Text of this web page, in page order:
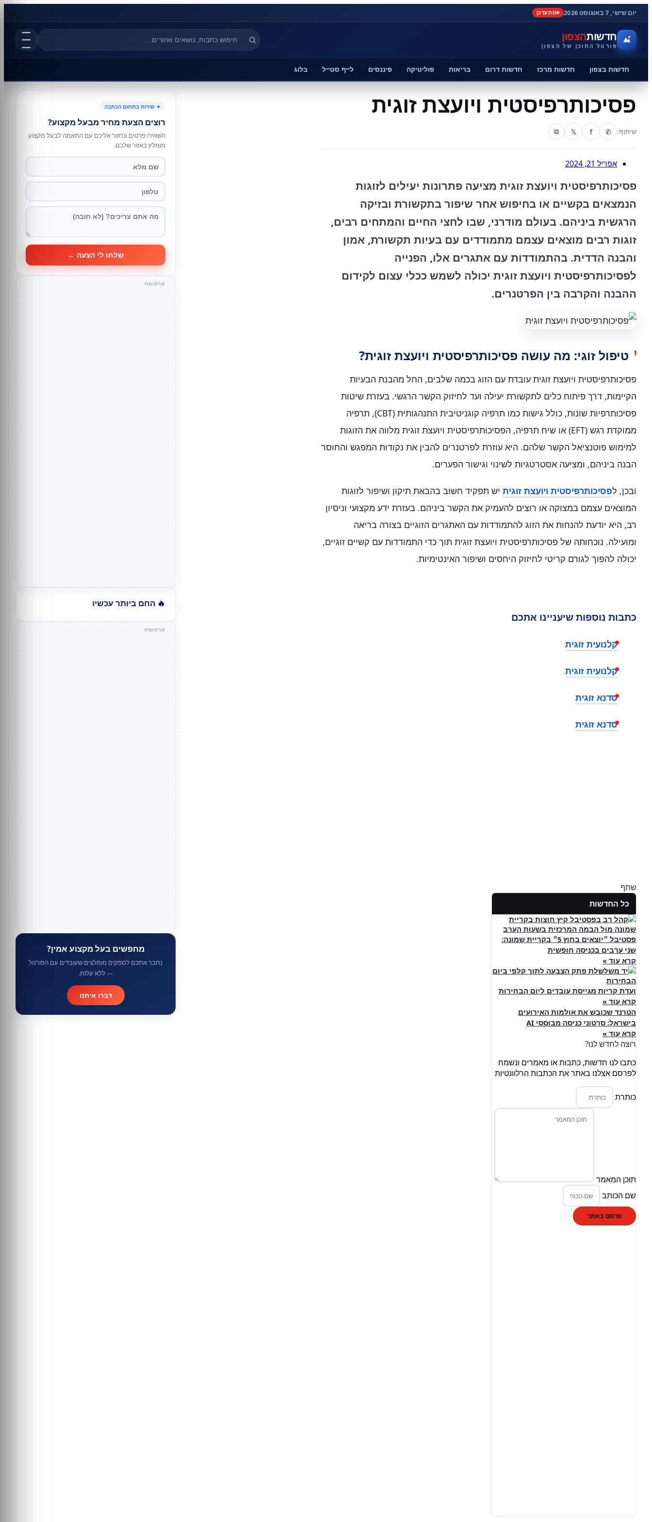
יום שישי, 7 באוגוסט 2026 מתעדכן
חדשותהצפון
פורטל התוכן של הצפון
חדשות בצפון חדשות מרכז חדשות דרום בריאות פוליטיקה פיננסים לייף סטייל בלוג
פסיכותרפיסטית ויועצת זוגית
שיתוף: ✆
f
𝕏
⧉
אפריל 21, 2024
פסיכותרפיסטית ויועצת זוגית מציעה פתרונות יעילים לזוגות
הנמצאים בקשיים או בחיפוש אחר שיפור בתקשורת ובזיקה
הרגשית ביניהם. בעולם מודרני, שבו לחצי החיים והמתחים רבים,
זוגות רבים מוצאים עצמם מתמודדים עם בעיות תקשורת, אמון
והבנה הדדית. בהתמודדות עם אתגרים אלו, הפנייה
לפסיכותרפיסטית ויועצת זוגית יכולה לשמש ככלי עצום לקידום
ההבנה והקרבה בין הפרטנרים.
טיפול זוגי: מה עושה פסיכותרפיסטית ויועצת זוגית?
פסיכותרפיסטית ויועצת זוגית עובדת עם הזוג בכמה שלבים, החל מהבנת הבעיות
הקיימות, דרך פיתוח כלים לתקשורת יעילה ועד לחיזוק הקשר הרגשי. בעזרת שיטות
פסיכותרפיות שונות, כולל גישות כמו תרפיה קוגניטיבית התנהגותית (CBT), תרפיה
ממוקדת רגש (EFT) או שיח תרפיה, הפסיכותרפיסטית ויועצת זוגית מלווה את הזוגות
למימוש פוטנציאל הקשר שלהם. היא עוזרת לפרטנרים להבין את נקודות המפגש והחוסר
הבנה ביניהם, ומציעה אסטרטגיות לשינוי וגישור הפערים.
ובכן, לפסיכותרפיסטית ויועצת זוגית יש תפקיד חשוב בהבאת תיקון ושיפור לזוגות
המוצאים עצמם במצוקה או רוצים להעמיק את הקשר ביניהם. בעזרת ידע מקצועי וניסיון
רב, היא יודעת להנחות את הזוג להתמודדות עם האתגרים הזוגיים בצורה בריאה
ומועילה. נוכחותה של פסיכותרפיסטית ויועצת זוגית תוך כדי התמודדות עם קשיים זוגיים,
יכולה להפוך לגורם קריטי לחיזוק היחסים ושיפור האינטימיות.
כתבות נוספות שיעניינו אתכם
קלנועית זוגית
קלנועית זוגית
סדנא זוגית
סדנא זוגית
שתף
כל החדשות
פסטיבל ״יוצאים בחוץ 5״ בקריית שמונה:
שני ערבים בכניסה חופשית
קרא עוד »
ועדת קריות מגייסת עובדים ליום הבחירות
קרא עוד »
הטרנד שכובש את אולמות האירועים
בישראל: סרטוני כניסה מבוססי AI
קרא עוד »
רוצה לחדש לנו?
כתבו לנו חדשות, כתבות או מאמרים ונשמח
לפרסם אצלנו באתר את הכתבות הרלוונטיות
כותרת
תוכן המאמר
שם הכותב
פרסם באתר
✦ שירות בתחום הכתבה
רוצים הצעת מחיר מבעל מקצוע?
השאירו פרטים ונחזור אליכם עם התאמה לבעל מקצוע
מומלץ באזור שלכם.
שלחו לי הצעה ←
🔥 החם ביותר עכשיו
מחפשים בעל מקצוע אמין?
נחבר אתכם לספקים מומלצים שעובדים עם הפורטל
— ללא עלות.
דברו איתנו